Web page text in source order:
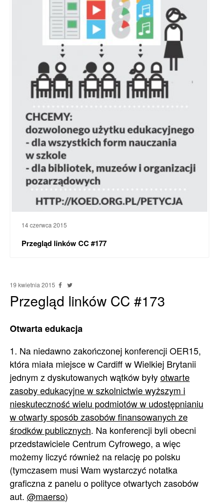
14 czerwca 2015
Przegląd linków CC #177
19 kwietnia 2015
Przegląd linków CC #173
Otwarta edukacja
1. Na niedawno zakończonej konferencji OER15,
która miała miejsce w Cardiff w Wielkiej Brytanii
jednym z dyskutowanych wątków byłyotwarte
zasoby edukacyjne w szkolnictwie wyższym i
nieskuteczność wielu podmiotów w udostępnianiu
w otwarty sposób zasobów finansowanych ze
środków publicznych. Na konferencji byli obecni
przedstawiciele Centrum Cyfrowego, a więc
możemy liczyć również na relację po polsku
(tymczasem musi Wam wystarczyć notatka
graficzna z panelu o polityce otwartych zasobów
aut. @maerso)